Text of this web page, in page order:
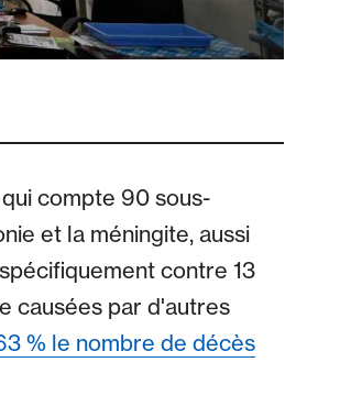
compte 90 sous-
et la méningite, aussi
contre 13
causées par d'autres
% le nombre de décès